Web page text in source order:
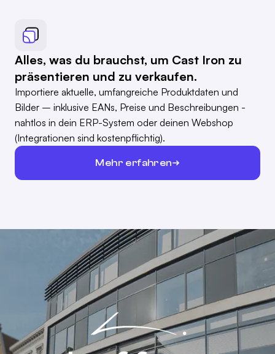
Alles, was du brauchst, um Cast Iron zu
präsentieren und zu verkaufen.
Importiere aktuelle, umfangreiche Produktdaten und
Bilder – inklusive EANs, Preise und Beschreibungen -
nahtlos in dein ERP-System oder deinen Webshop
(Integrationen sind kostenpflichtig).
Mehr erfahren